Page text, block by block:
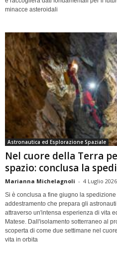
minacce asteroidali
Astronautica ed Esplorazione Spaziale
Nel cuore della Terra
spazio: conclusa la
Marianna Michelagnoli - 4 Luglio 2026
Si è conclusa a fine giugno la
addestramento che prepara gli
attraverso un'intensa esperienza di vita
Matese. Dall'isolamento sotterraneo al
scoperta di come due settimane nel
vita in orbita